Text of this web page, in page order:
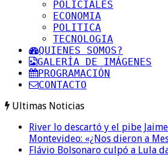
POLICIALES
ECONOMIA
POLITICA
TECNOLOGIA
QUIENES SOMOS?
GALERÍA DE IMÁGENES
PROGRAMACIÓN
CONTACTO
Ultimas Noticias
River lo descartó y el pibe
Montevideo: «¿Nos dieron a
Flávio Bolsonaro culpó a Lula